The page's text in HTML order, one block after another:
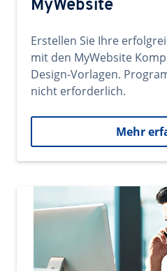
MyWebsite
Erstellen Sie Ihre
mit den MyWebsite
Design-Vorlagen.
nicht erforderlich.
Mehr